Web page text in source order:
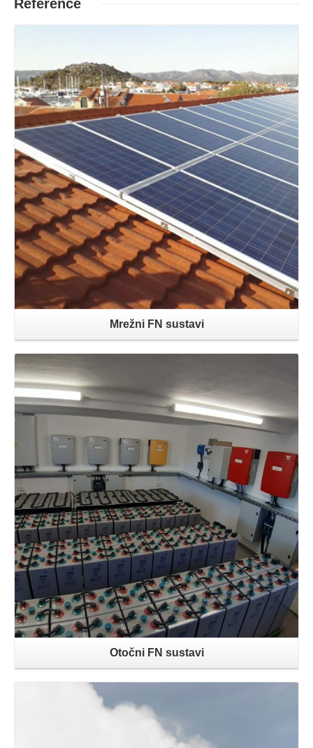
Reference
Opširnije
Mrežni FN sustavi
Otočni FN sustavi